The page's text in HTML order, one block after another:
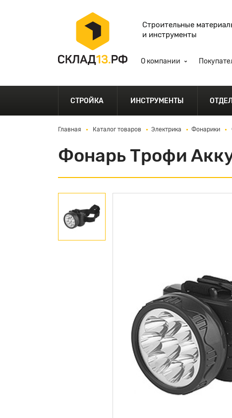
Строительные
и инструменты
О компании
СТРОЙКА ИНСТРУМЕНТЫ
Главная Каталог товаров Электрика Фонарики
Фонарь Трофи